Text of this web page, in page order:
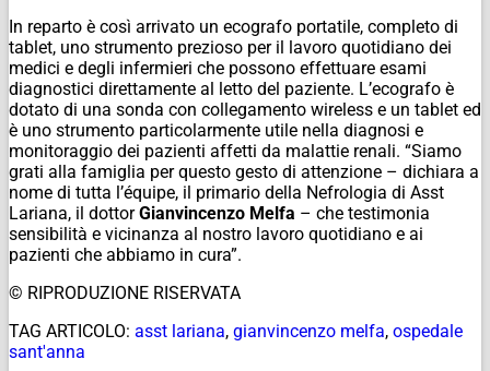
In reparto è così arrivato un ecografo portatile, completo di
tablet, uno strumento prezioso per il lavoro quotidiano dei
medici e degli infermieri che possono effettuare esami
diagnostici direttamente al letto del paziente. L’ecografo è
dotato di una sonda con collegamento wireless e un tablet ed
è uno strumento particolarmente utile nella diagnosi e
monitoraggio dei pazienti affetti da malattie renali. “Siamo
grati alla famiglia per questo gesto di attenzione – dichiara a
nome di tutta l’équipe, il primario della Nefrologia di Asst
Lariana, il dottorGianvincenzo Melfa – che testimonia
sensibilità e vicinanza al nostro lavoro quotidiano e ai
pazienti che abbiamo in cura”.
© RIPRODUZIONE RISERVATA
TAG ARTICOLO: asst lariana, gianvincenzo melfa, ospedale
sant'anna